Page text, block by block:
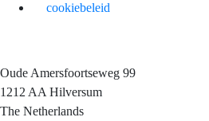
cookiebeleid
Oude Amersfoortseweg 99
1212 AA Hilversum
The Netherlands